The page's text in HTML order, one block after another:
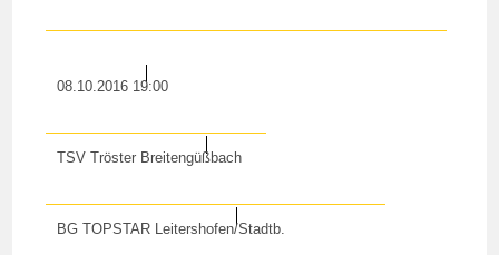
08.10.2016 19:00
TSV Tröster Breitengüßbach
BG TOPSTAR Leitershofen/Stadtb.